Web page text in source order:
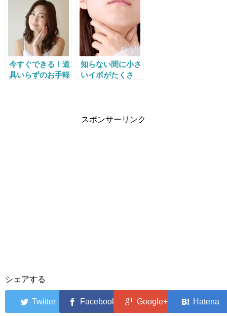
決しよう
今すぐできる！道
具いらずのお手軽
知らない間に小さ
いイボがたくさ
スポンサーリンク
シェアする